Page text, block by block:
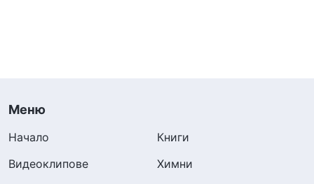
Меню
Начало
Книги
Видеоклипове
Химни